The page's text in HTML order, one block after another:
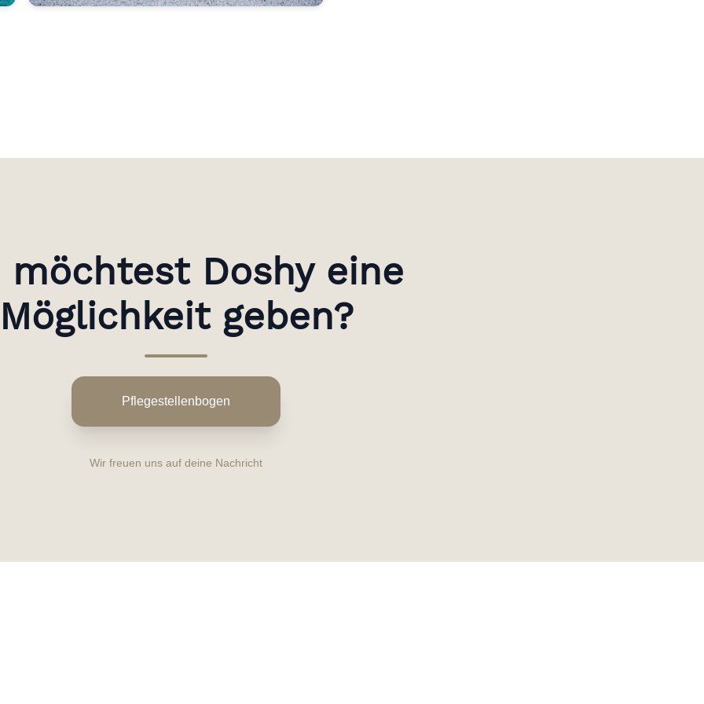
möchtest Doshy eine
geben?
Pflegestellenbogen
Wir freuen uns auf deine Nachricht